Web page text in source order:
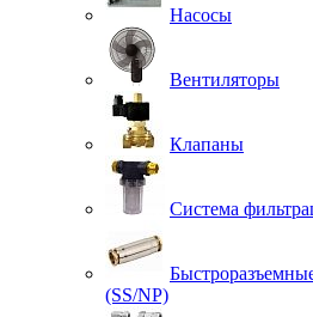
Насосы
Вентиляторы
Клапаны
Система
(SS/NP)